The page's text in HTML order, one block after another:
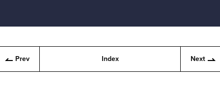
Prev Index Next